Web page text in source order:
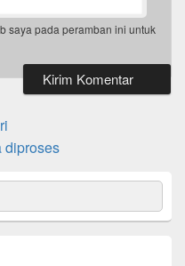
saya pada peramban ini untuk
diproses